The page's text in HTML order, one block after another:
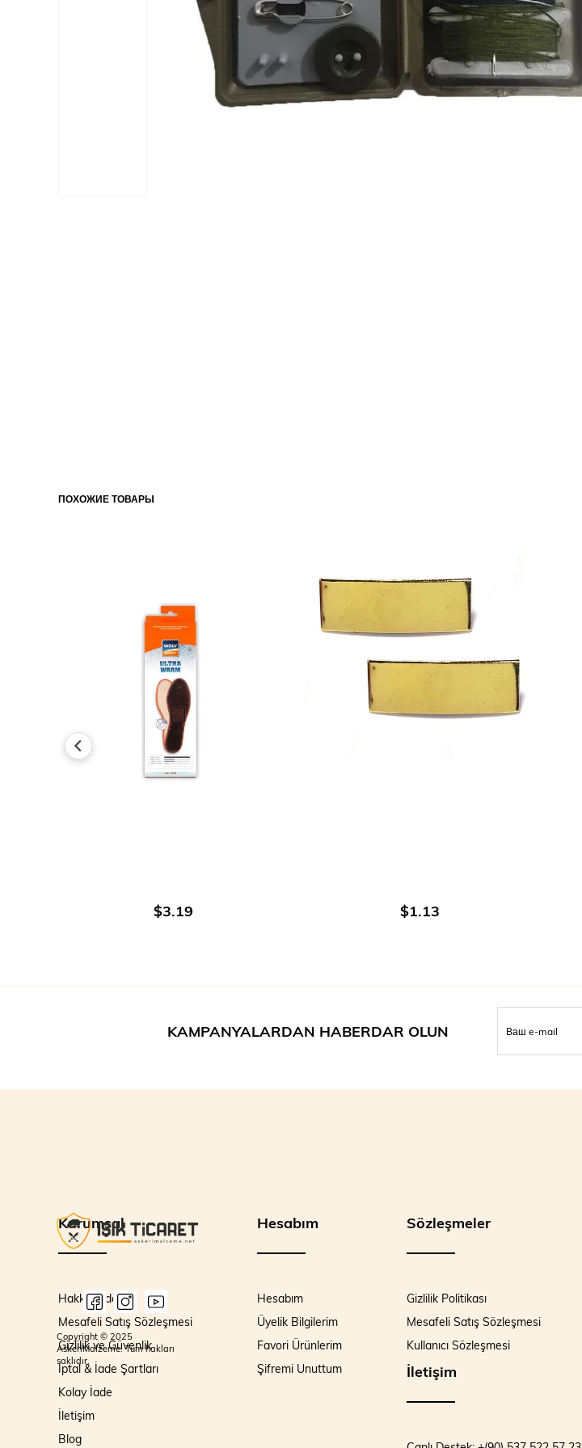
ПОХОЖИЕ ТОВАРЫ
$3.19 $1.13
KAMPANYALARDAN HABERDAR OLUN
Kurumsal
Hakkımızda
Mesafeli Satış Sözleşmesi
Gizlilik ve Güvenlik
İptal & İade Şartları
Kolay İade
İletişim
Blog
Hesabım
Hesabım
Üyelik Bilgilerim
Favori Ürünlerim
Şifremi Unuttum
Sözleşmeler
Gizlilik Politikası
Mesafeli Satış Sözleşmesi
Kullanıcı Sözleşmesi
İletişim
Copyright © 2025
AskeriMalzeme. Tüm hakları
saklıdır.